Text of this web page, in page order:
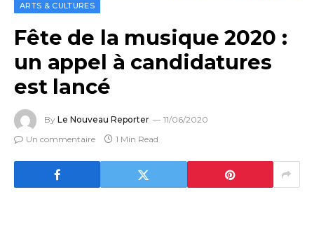
ARTS & CULTURES
Fête de la musique 2020 :
un appel à candidatures
est lancé
By Le Nouveau Reporter
11/06/2020
Un commentaire
1 Min Read